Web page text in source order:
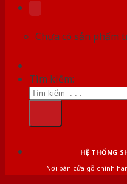
Chưa có sản phẩm
Tìm kiếm:
HỆ THỐNG
Nơi bán cửa gỗ chính